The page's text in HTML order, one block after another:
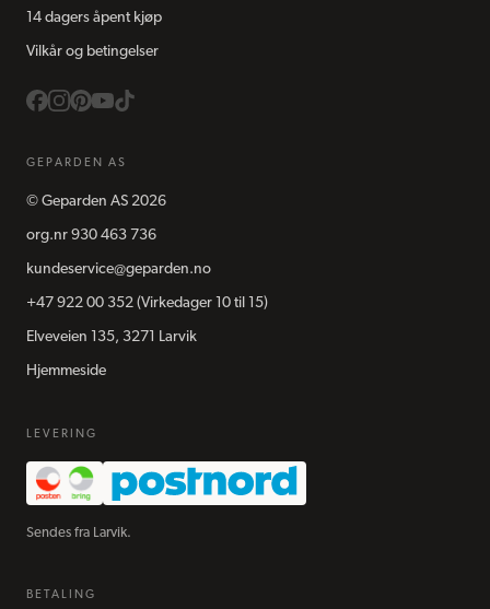
14 dagers åpent kjøp
Vilkår og betingelser
GEPARDEN AS
© Geparden AS 2026
org.nr 930 463 736
kundeservice@geparden.no
+47 922 00 352 (Virkedager 10 til 15)
Elveveien 135, 3271 Larvik
Hjemmeside
LEVERING
Sendes fra Larvik.
BETALING